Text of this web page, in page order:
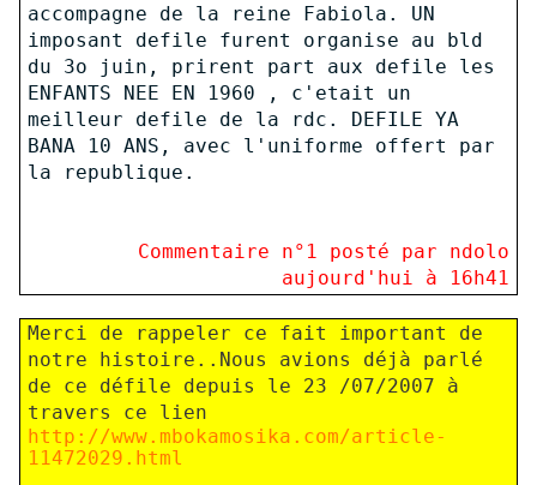
accompagne de la reine Fabiola. UN
imposant defile furent organise au bld
du 3o juin, prirent part aux defile les
ENFANTS NEE EN 1960 , c'etait un
meilleur defile de la rdc. DEFILE YA
BANA 10 ANS, avec l'uniforme offert par
la republique.
Commentaire n° 1 posté par ndolo
aujourd'hui à 16h41
Merci de rappeler ce fait important de
notre histoire. .Nous avions déjà parlé
de ce défile depuis le 23 /07/2007 à
travers ce lien
http://www.mbokamosika.com/article-
11472029.html